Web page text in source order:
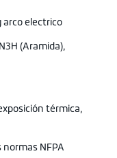
electrico
(Aramida),
térmica,
NFPA